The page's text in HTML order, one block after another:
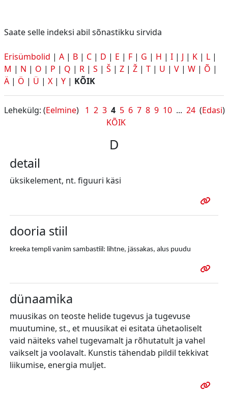
Saate selle indeksi abil sõnastikku sirvida
Erisümbolid | A | B | C | D | E | F | G | H | I | J | K | L |
M | N | O | P | Q | R | S | Š | Z | Ž | T | U | V | W | Õ |
Ä | Ö | Ü | X | Y | KÕIK
Lehekülg: (Eelmine) 1 2 3 4 5 6 7 8 9 10 ... 24 (Edasi)
KÕIK
D
detail
üksikelement, nt. figuuri käsi
dooria stiil
kreeka templi vanim sambastiil: lihtne, jässakas, alus puudu
dünaamika
muusikas on teoste helide tugevus ja tugevuse
muutumine, st., et muusikat ei esitata ühetaoliselt
vaid näiteks vahel tugevamalt ja rõhutatult ja vahel
vaikselt ja voolavalt. Kunstis tähendab pildil tekkivat
liikumise, energia muljet.